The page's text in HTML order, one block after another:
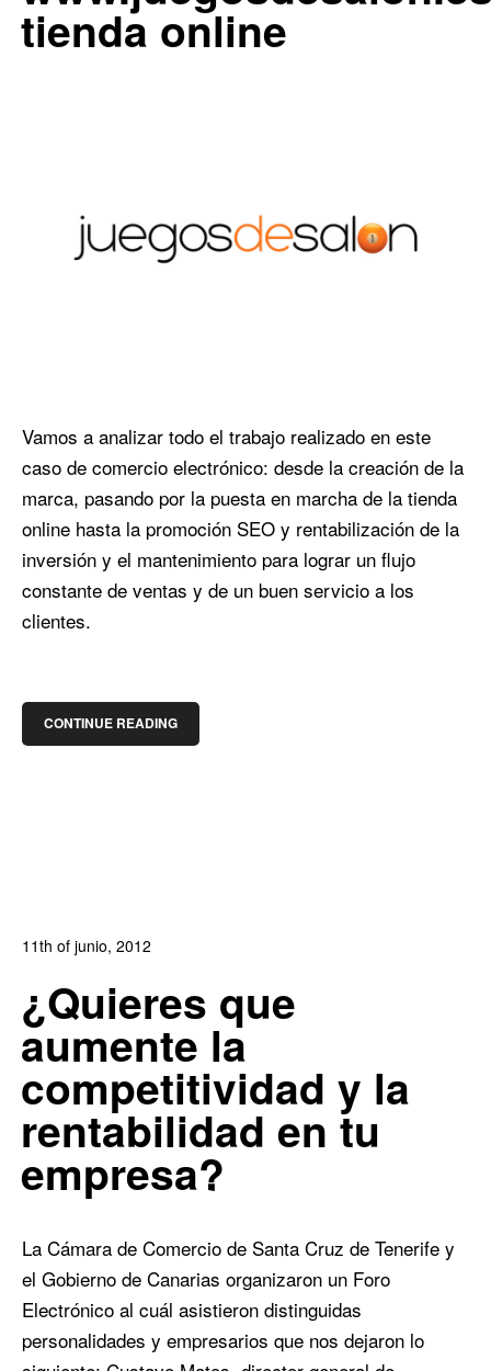
tienda online
Vamos a analizar todo el trabajo realizado en este
caso de comercio electrónico: desde la creación de la
marca, pasando por la puesta en marcha de la tienda
online hasta la promoción SEO y rentabilización de la
inversión y el mantenimiento para lograr un flujo
constante de ventas y de un buen servicio a los
clientes.
CONTINUE READING
11th of junio, 2012
0
¿Quieres que
aumente la
competitividad y la
rentabilidad en tu
empresa?
La Cámara de Comercio de Santa Cruz de Tenerife y
el Gobierno de Canarias organizaron un Foro
Electrónico al cuál asistieron distinguidas
personalidades y empresarios que nos dejaron lo